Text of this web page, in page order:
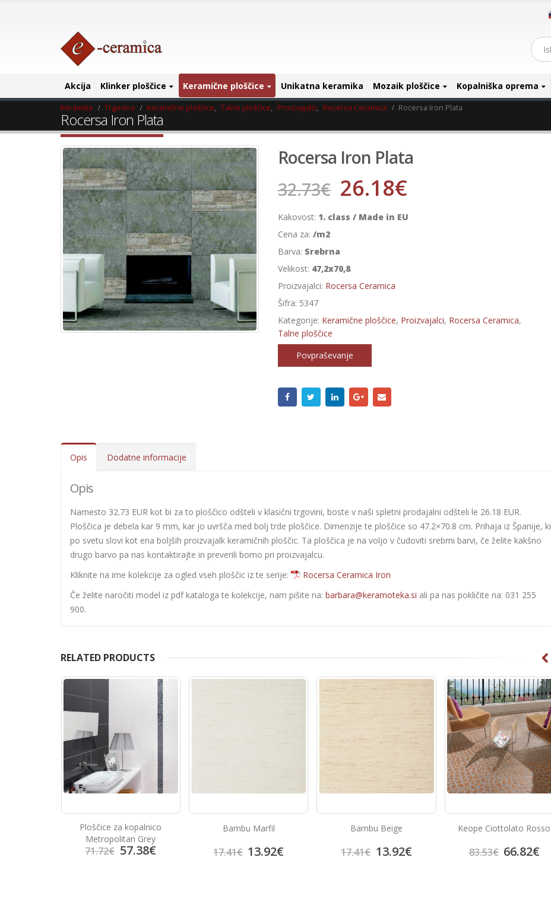
Akcija Klinker ploščice Keramične ploščice Unikatna keramika Mozaik ploščice Kopalniška oprema
Keramika Trgovina Keramične ploščice, Talne ploščice, Proizvajalci, Rocersa Ceramica Rocersa Iron Plata
Rocersa Iron Plata
Rocersa Iron Plata
32.73€ 26.18€
Kakovost: 1. class / Made in EU
Cena za: /m2
Barva: Srebrna
Velikost: 47,2x70,8
Proizvajalci: Rocersa Ceramica
Šifra: 5347
Kategorije: Keramične ploščice, Proizvajalci, Rocersa Ceramica,
Talne ploščice
Povpraševanje
Opis Dodatne informacije
Opis
Namesto 32.73 EUR kot bi za to ploščico odšteli v klasični trgovini, boste v naši spletni prodajalni odšteli le 26.18 EUR.
Ploščica je debela kar 9 mm, kar jo uvršča med bolj trde ploščice. Dimenzije te ploščice so 47.2×70.8 cm. Prihaja iz Španije, ki
po svetu slovi kot ena boljših proizvajalk keramičnih ploščic. Ta ploščica je na voljo v čudoviti srebrni barvi, če želite kakšno
drugo barvo pa nas kontaktirajte in preverili bomo pri proizvajalcu.
Kliknite na ime kolekcije za ogled vseh ploščic iz te serije:
Rocersa Ceramica Iron
Če želite naročiti model iz pdf kataloga te kolekcije, nam pišite na: barbara@keramoteka.si ali pa nas pokličite na: 031 255
900.
RELATED PRODUCTS
Bambu Marfil
17.41€ 13.92€
Bambu Beige
17.41€ 13.92€
Keope Ciottolato Rosso
83.53€ 66.82€
Portland Gris
17.41€ 13.92€